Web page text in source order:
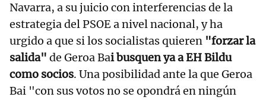
Navarra, a su juicio con interferencias de la
estrategia del PSOE a nivel nacional, y ha
urgido a que si los socialistas quieren "forzar la
salida" de Geroa Bai busquen ya a EH Bildu
como socios. Una posibilidad ante la que Geroa
Bai "con sus votos no se opondrá en ningún